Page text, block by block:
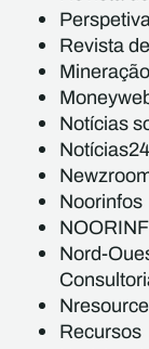
Revista
Notícias
Notícias24
Noorinfos
Nord-
Nresource
Recursos